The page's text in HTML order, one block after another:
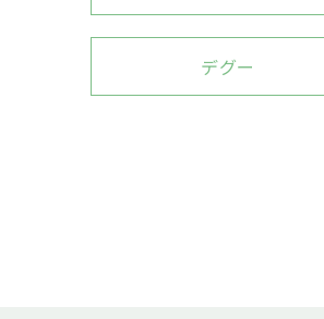
デグー